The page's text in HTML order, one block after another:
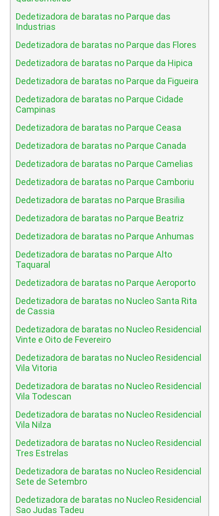
Dedetizadora de baratas no Parque das
Industrias
Dedetizadora de baratas no Parque das Flores
Dedetizadora de baratas no Parque da Hipica
Dedetizadora de baratas no Parque da Figueira
Dedetizadora de baratas no Parque Cidade
Campinas
Dedetizadora de baratas no Parque Ceasa
Dedetizadora de baratas no Parque Canada
Dedetizadora de baratas no Parque Camelias
Dedetizadora de baratas no Parque Camboriu
Dedetizadora de baratas no Parque Brasilia
Dedetizadora de baratas no Parque Beatriz
Dedetizadora de baratas no Parque Anhumas
Dedetizadora de baratas no Parque Alto
Taquaral
Dedetizadora de baratas no Parque Aeroporto
Dedetizadora de baratas no Nucleo Santa Rita
de Cassia
Dedetizadora de baratas no Nucleo Residencial
Vinte e Oito de Fevereiro
Dedetizadora de baratas no Nucleo Residencial
Vila Vitoria
Dedetizadora de baratas no Nucleo Residencial
Vila Todescan
Dedetizadora de baratas no Nucleo Residencial
Vila Nilza
Dedetizadora de baratas no Nucleo Residencial
Tres Estrelas
Dedetizadora de baratas no Nucleo Residencial
Sete de Setembro
Dedetizadora de baratas no Nucleo Residencial
Sao Judas Tadeu